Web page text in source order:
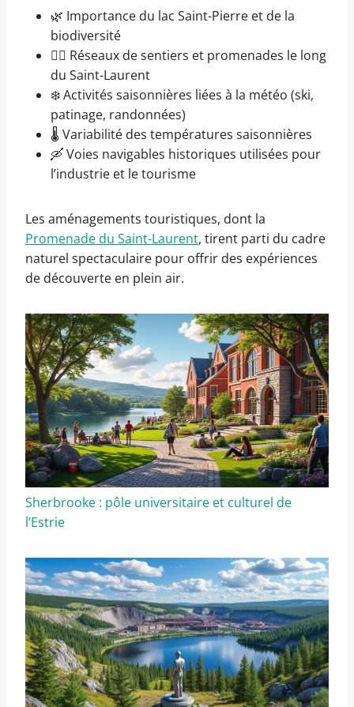
🌿 Importance du lac Saint-Pierre et de la
biodiversité
🚶‍♂️ Réseaux de sentiers et promenades le long
du Saint-Laurent
❄️ Activités saisonnières liées à la météo (ski,
patinage, randonnées)
🌡️ Variabilité des températures saisonnières
🛶 Voies navigables historiques utilisées pour
l’industrie et le tourisme
Les aménagements touristiques, dont la
Promenade du Saint-Laurent, tirent parti du cadre
naturel spectaculaire pour offrir des expériences
de découverte en plein air.
Sherbrooke : pôle universitaire et culturel de
l’Estrie